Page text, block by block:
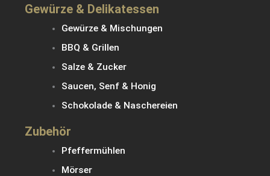
Gewürze & Delikatessen
Gewürze & Mischungen
BBQ & Grillen
Salze & Zucker
Saucen, Senf & Honig
Schokolade & Naschereien
Zubehör
Pfeffermühlen
Mörser